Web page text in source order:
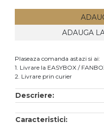
Cercei
Bratari
Lanturi
Pandantive
Accesorii
ADAUGA
Plaseaza comanda astazi si ai:
1. Livrare la EASYBOX /
2. Livrare prin curier
Descriere:
Caracteristici: